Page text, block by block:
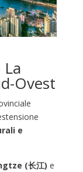
Ovest
e
(长江) e